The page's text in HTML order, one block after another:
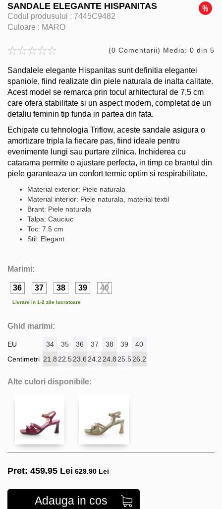
SANDALE ELEGANTE HISPANITAS
Codul produsului : 7445C9482
Culoare : MARO
(0 Comentarii) Media: 0 din 5
Sandalele elegante Hispanitas sunt definitia elegantei
spaniole, fiind realizate din piele naturala de inalta calitate.
Acest model se remarca prin tocul arhitectural de 7,5 cm
care ofera stabilitate si un aspect modern, completat de un
detaliu feminin tip funda in partea din fata.
Echipate cu tehnologia Triflow, aceste sandale asigura o
amortizare tripla la fiecare pas, fiind ideale pentru
evenimente lungi sau purtare zilnica. Inchiderea cu
catarama permite o ajustare perfecta, in timp ce brantul din
piele garanteaza un confort termic optim si respirabilitate.
Material exterior: Piele naturala
Material interior: Piele naturala, material textil
Brant: Piele naturala
Talpa: Cauciuc
Toc: 7.5 cm
Stil: Elegant
Marimi:
36 37 38 39 40
Livrare in 1-2 zile lucratoare
Ghid marimi:
EU
Centimetri
34 35 36 37 38 39
40
21.8 22.523.6 24.2 24.8 25.526.2
Alte culori disponibile:
Pret: 459.95 Lei 629.90 Lei
Adauga in cos